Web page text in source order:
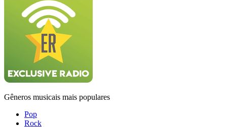
Gêneros musicais mais populares
Pop
Rock